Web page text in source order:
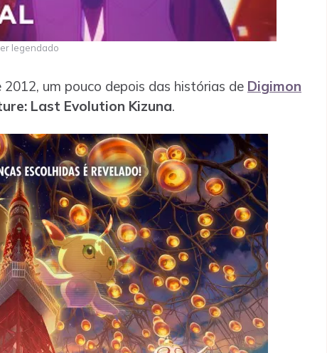
legendado
um pouco depois das histórias de Digimon
Last Evolution Kizuna.